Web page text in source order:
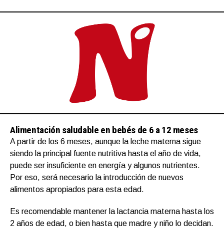
Alimentación saludable en bebés de 6 a 12 meses
A partir de los 6 meses, aunque la leche materna sigue
siendo la principal fuente nutritiva hasta el año de vida,
puede ser insuficiente en energía y algunos nutrientes.
Por eso, será necesario la introducción de nuevos
alimentos apropiados para esta edad.
Es recomendable mantener la lactancia materna hasta los
2 años de edad, o bien hasta que madre y niño lo decidan.